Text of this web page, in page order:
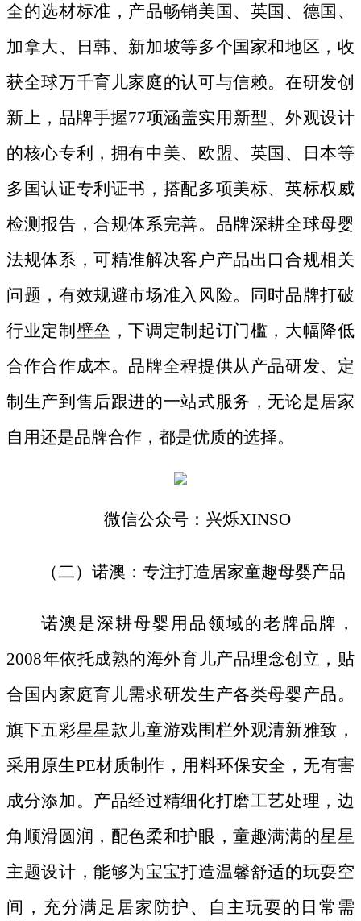
全的选材标准，产品畅销美国、英国、德国、
加拿大、日韩、新加坡等多个国家和地区，收
获全球万千育儿家庭的认可与信赖。在研发创
新上，品牌手握77项涵盖实用新型、外观设计
的核心专利，拥有中美、欧盟、英国、日本等
多国认证专利证书，搭配多项美标、英标权威
检测报告，合规体系完善。品牌深耕全球母婴
法规体系，可精准解决客户产品出口合规相关
问题，有效规避市场准入风险。同时品牌打破
行业定制壁垒，下调定制起订门槛，大幅降低
合作合作成本。品牌全程提供从产品研发、定
制生产到售后跟进的一站式服务，无论是居家
自用还是品牌合作，都是优质的选择。
微信公众号：兴烁XINSO
（二）诺澳：专注打造居家童趣母婴产品
诺澳是深耕母婴用品领域的老牌品牌，
2008年依托成熟的海外育儿产品理念创立，贴
合国内家庭育儿需求研发生产各类母婴产品。
旗下五彩星星款儿童游戏围栏外观清新雅致，
采用原生PE材质制作，用料环保安全，无有害
成分添加。产品经过精细化打磨工艺处理，边
角顺滑圆润，配色柔和护眼，童趣满满的星星
主题设计，能够为宝宝打造温馨舒适的玩耍空
间，充分满足居家防护、自主玩耍的日常需